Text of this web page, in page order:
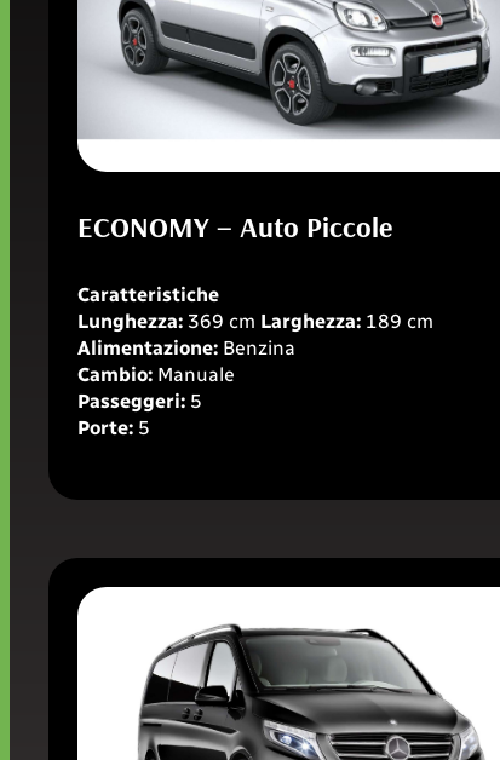
ECONOMY – Auto Piccole
Caratteristiche
Lunghezza: 369 cm Larghezza: 189 cm
Alimentazione: Benzina
Cambio: Manuale
Passeggeri: 5
Porte: 5